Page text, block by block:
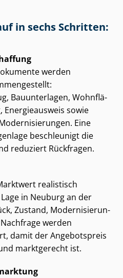
in sechs Schritten:
werden
Bauunterlagen, Wohn­flä­
Energieausweis sowie
Eine
beschleunigt die
reduziert Rückfragen.
realistisch
in Neuburg an der
Zustand, Mo­der­ni­sie­run­
werden
damit der Angebotspreis
marktgerecht ist.